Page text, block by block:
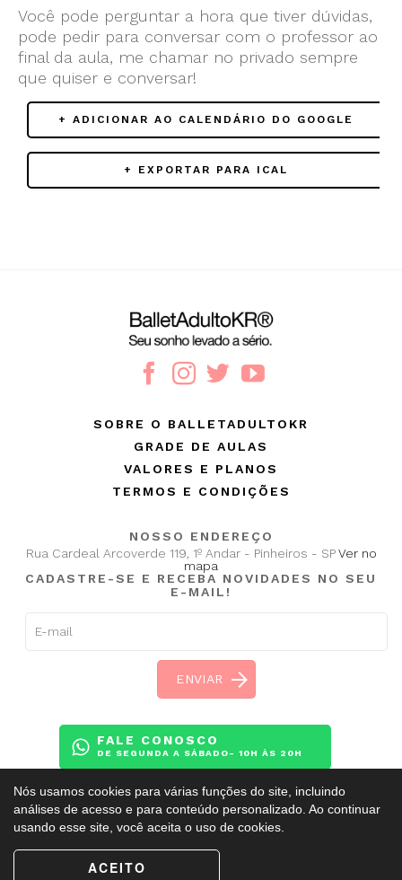
Você pode perguntar a hora que tiver dúvidas,
pode pedir para conversar com o professor ao
final da aula, me chamar no privado sempre
que quiser e conversar!
+ ADICIONAR AO CALENDÁRIO DO GOOGLE
+ EXPORTAR PARA ICAL
NOSSO ENDEREÇO
Rua Cardeal Arcoverde 119, 1º Andar - Pinheiros - SPVer no
mapa
CADASTRE-SE E RECEBA NOVIDADES NO SEU
E-MAIL!
FALE CONOSCO
DE SEGUNDA A SÁBADO- 10H ÀS 20H
SOBRE O BALLETADULTOKR
GRADE DE AULAS
VALORES E PLANOS
TERMOS E CONDIÇÕES
Esse site é protegido pelo reCAPTCHA e obedece a
Nós usamos cookies para várias funções do site, incluindo
análises de acesso e para conteúdo personalizado. Ao continuar
usando esse site, você aceita o uso de cookies.
ACEITO